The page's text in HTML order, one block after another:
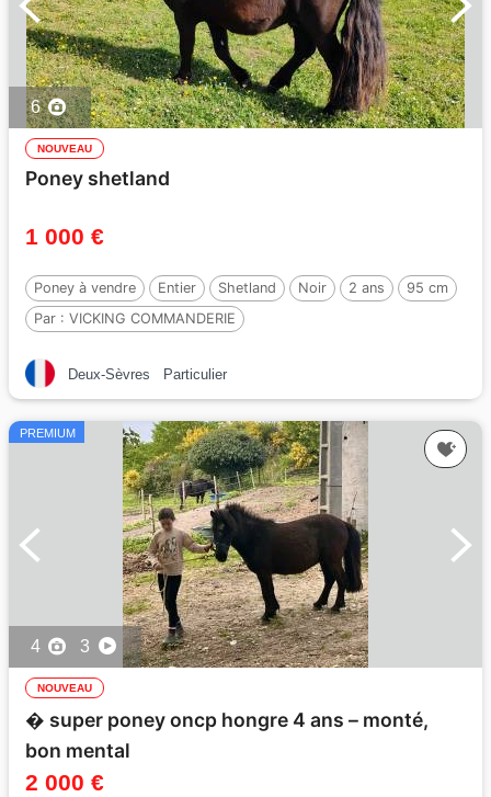
6
NOUVEAU
Poney shetland
1 000 €
Poney à vendre Entier Shetland Noir 2 ans
95 cm
Par : VICKING COMMANDERIE
Deux-Sèvres Particulier
PREMIUM
4 3
NOUVEAU
�️ super poney oncp hongre 4 ans – monté,
bon mental
2 000 €